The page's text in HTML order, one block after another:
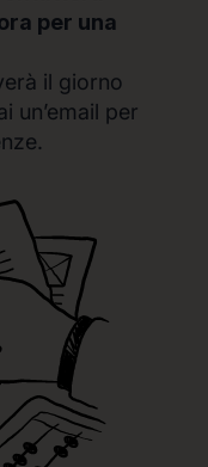
per una
il giorno
un’email per